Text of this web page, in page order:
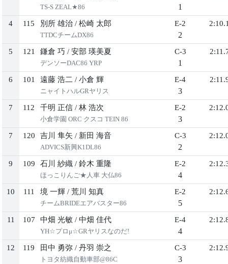
TS-S ZEAL★86 1
4 115 別所 雄治 / 松崎 太郎
TTDCチームDX86
E-2
2
5 121 鎌倉 巧 / 安部 瑛美夏
デンソーDAC86 YRP
C-3
1
6 101 遠藤 浩二 / 小倉 輝
ニャイトハルGRヤリス
E-4
3
7 112 千明 正信 / 林 浩次
小倉学園 ORC クスコ TEIN 86
E-2
3
7 120 吉川 隼矢 / 新田 海音
ADVICS新興K1DL86
C-3
2
9 109 石川 紗織 / 鈴木 重隆
ほっこりんご★人車 大仏86
E-2
4
10 111 境 一輝 / 荒川 知真
チームBRIDEエアバスター86
E-2
5
11 107 中畑 光敏 / 中畑 佳代
YH☆プロμ☆GRヤリスなのだ!
E-4
4
12 119 田中 勇弥 / 丹羽 崇之
トヨタ紡織自動車部@86C
C-3
3